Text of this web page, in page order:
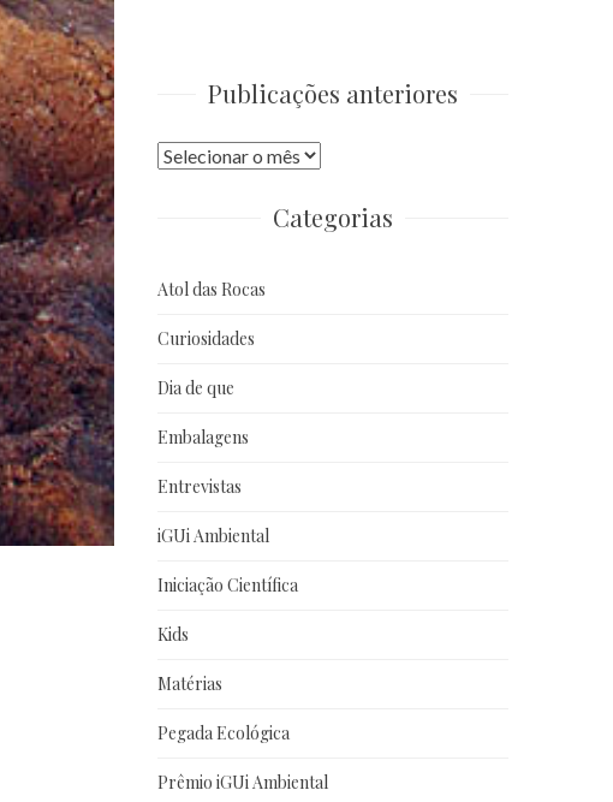
Publicações anteriores
Publicações
Categorias
Atol das Rocas
Curiosidades
Dia de que
Embalagens
Entrevistas
iGUi Ambiental
Iniciação Científica
Kids
Matérias
Pegada Ecológica
Prêmio iGUi Ambiental